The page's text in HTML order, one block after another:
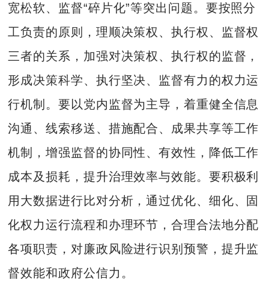
宽松软、监督“碎片化”等突出问题。要按照分
工负责的原则，理顺决策权、执行权、监督权
三者的关系，加强对决策权、执行权的监督，
形成决策科学、执行坚决、监督有力的权力运
行机制。要以党内监督为主导，着重健全信息
沟通、线索移送、措施配合、成果共享等工作
机制，增强监督的协同性、有效性，降低工作
成本及损耗，提升治理效率与效能。要积极利
用大数据进行比对分析，通过优化、细化、固
化权力运行流程和办理环节，合理合法地分配
各项职责，对廉政风险进行识别预警，提升监
督效能和政府公信力。